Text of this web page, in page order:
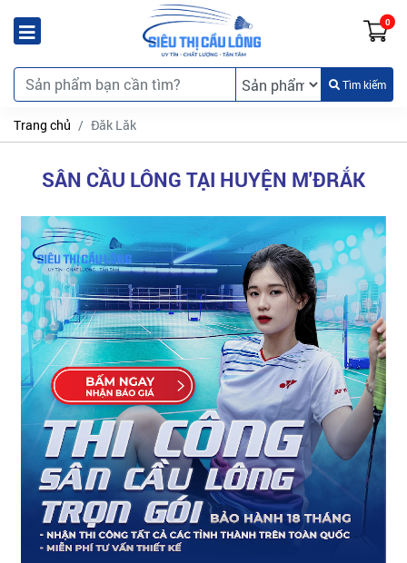
0
Tìm kiếm
Trang chủ Đăk Lăk
SÂN CẦU LÔNG TẠI HUYỆN M'ĐRẮK